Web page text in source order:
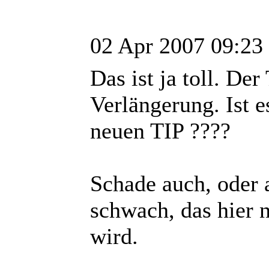
02 Apr 2007 09:23
Das ist ja toll. Der
Verlängerung. Ist
neuen TIP ????
Schade auch,
schwach, das hier
wird.